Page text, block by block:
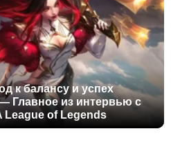
к балансу и успех
Главное из интервью с
League of Legends